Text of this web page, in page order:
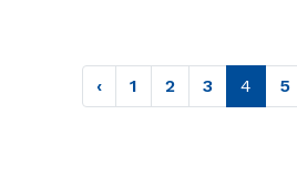
‹ 1 2 3 4 5